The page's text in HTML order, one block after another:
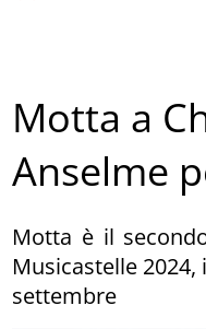
Motta a
Anselme
Motta è il
Musicastelle
settembre